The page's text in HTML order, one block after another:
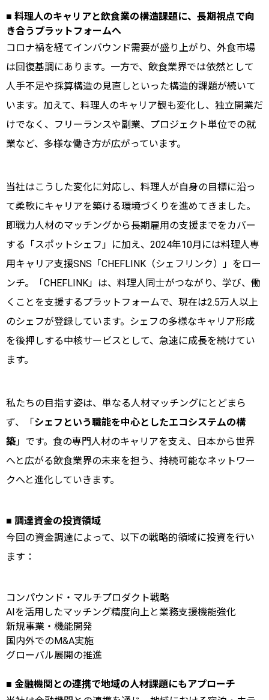
■ 料理人のキャリアと飲食業の構造課題に、長期視点で向
き合うプラットフォームへ
コロナ禍を経てインバウンド需要が盛り上がり、外食市場
は回復基調にあります。一方で、飲食業界では依然として
人手不足や採算構造の見直しといった構造的課題が続いて
います。加えて、料理人のキャリア観も変化し、独立開業だ
けでなく、フリーランスや副業、プロジェクト単位での就
業など、多様な働き方が広がっています。
当社はこうした変化に対応し、料理人が自身の目標に沿っ
て柔軟にキャリアを築ける環境づくりを進めてきました。
即戦力人材のマッチングから長期雇用の支援までをカバー
する「スポットシェフ」に加え、2024年10月には料理人専
用キャリア支援SNS「CHEFLINK（シェフリンク）」をロー
ンチ。「CHEFLINK」は、料理人同士がつながり、学び、働
くことを支援するプラットフォームで、現在は2.5万人以上
のシェフが登録しています。シェフの多様なキャリア形成
を後押しする中核サービスとして、急速に成長を続けてい
ます。
私たちの目指す姿は、単なる人材マッチングにとどまら
ず、「シェフという職能を中心としたエコシステムの構
築」です。食の専門人材のキャリアを支え、日本から世界
へと広がる飲食業界の未来を担う、持続可能なネットワー
クへと進化していきます。
■ 調達資金の投資領域
今回の資金調達によって、以下の戦略的領域に投資を行い
ます：
コンパウンド・マルチプロダクト戦略
AIを活用したマッチング精度向上と業務支援機能強化
新規事業・機能開発
国内外でのM&A実施
グローバル展開の推進
■ 金融機関との連携で地域の人材課題にもアプローチ